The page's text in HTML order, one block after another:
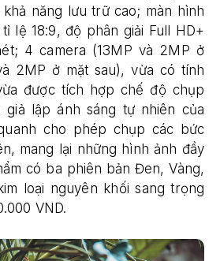
khả năng lưu trữ cao; màn hình
lệ 18:9, độ phân giải Full HD+
4 camera (13MP và 2MP ở
2MP ở mặt sau), vừa có tính
được tích hợp chế độ chụp
giả lập ánh sáng tự nhiên của
cho phép chụp các bức
mang lại những hình ảnh đầy
có ba phiên bản Đen, Vàng,
loại nguyên khối sang trọng
VND.